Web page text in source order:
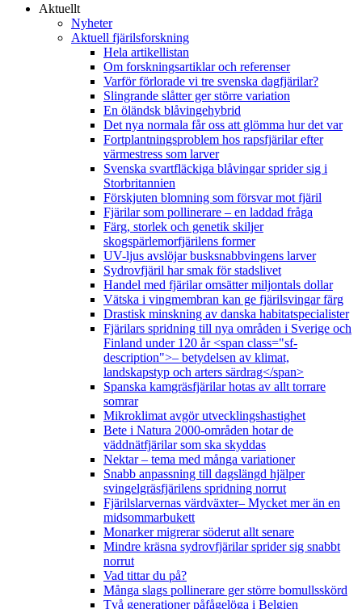
Aktuellt
Nyheter
Aktuell fjärilsforskning
Hela artikellistan
Om forskningsartiklar och referenser
Varför förlorade vi tre svenska dagfjärilar?
Slingrande slåtter ger större variation
En öländsk blåvingehybrid
Det nya normala får oss att glömma hur det var
Fortplantningsproblem hos rapsfjärilar efter
värmestress som larver
Svenska svartfläckiga blåvingar sprider sig i
Storbritannien
Förskjuten blomning som försvar mot fjäril
Fjärilar som pollinerare – en laddad fråga
Färg, storlek och genetik skiljer
skogspärlemorfjärilens former
UV-ljus avslöjar busksnabbvingens larver
Sydrovfjäril har smak för stadslivet
Handel med fjärilar omsätter miljontals dollar
Vätska i vingmembran kan ge fjärilsvingar färg
Drastisk minskning av danska habitatspecialister
Fjärilars spridning till nya områden i Sverige och
Finland under 120 år <span class="sf-
description">– betydelsen av klimat,
landskapstyp och arters särdrag</span>
Spanska kamgräsfjärilar hotas av allt torrare
somrar
Mikroklimat avgör utvecklingshastighet
Bete i Natura 2000-områden hotar de
väddnätfjärilar som ska skyddas
Nektar – tema med många variationer
Snabb anpassning till dagslängd hjälper
svingelgräsfjärilens spridning norrut
Fjärilslarvernas värdväxter– Mycket mer än en
midsommarbukett
Monarker migrerar söderut allt senare
Mindre kräsna sydrovfjärilar sprider sig snabbt
norrut
Vad tittar du på?
Många slags pollinerare ger större bomullsskörd
Två generationer påfågelöga i Belgien